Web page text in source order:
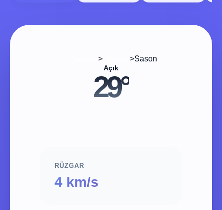
> >Sason
Açık
29°
RÜZGAR
4 km/s